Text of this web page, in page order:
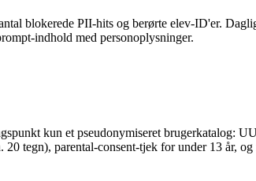
blokerede PII-hits og berørte elev-ID'er.
indhold med personoplysninger.
kun et pseudonymiseret
tegn), parental-consent-tjek for under 13 år,